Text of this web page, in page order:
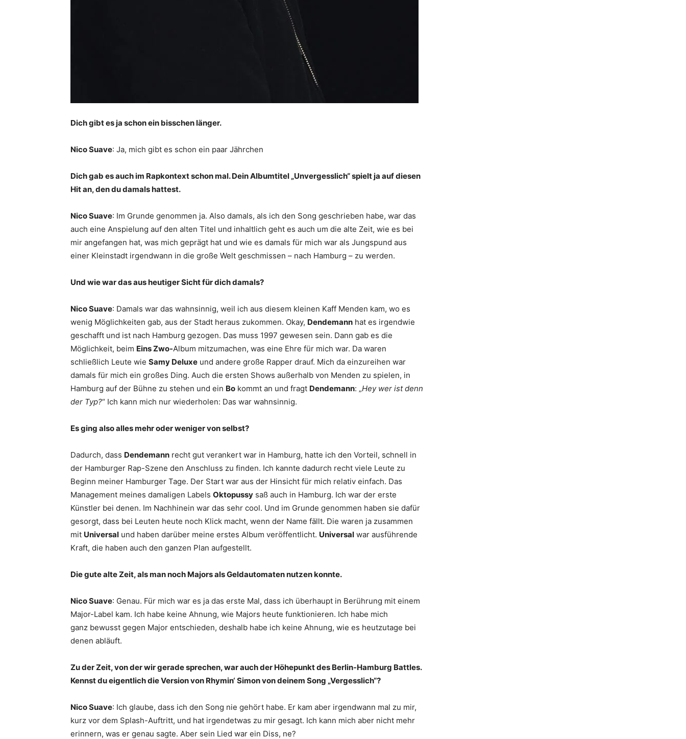
Dich gibt es ja schon ein bisschen länger.
Nico Suave: Ja, mich gibt es schon ein paar Jährchen
Dich gab es auch im Rapkontext schon mal. Dein Albumtitel „Unvergesslich“ spielt ja auf diesen
Hit an, den du damals hattest.
Nico Suave: Im Grunde genommen ja. Also damals, als ich den Song geschrieben habe, war das
auch eine Anspielung auf den alten Titel und inhaltlich geht es auch um die alte Zeit, wie es bei
mir angefangen hat, was mich geprägt hat und wie es damals für mich war als Jungspund aus
einer Kleinstadt irgendwann in die große Welt geschmissen – nach Hamburg – zu werden.
Und wie war das aus heutiger Sicht für dich damals?
Nico Suave: Damals war das wahnsinnig, weil ich aus diesem kleinen Kaff Menden kam, wo es
wenig Möglichkeiten gab, aus der Stadt heraus zukommen. Okay, Dendemann hat es irgendwie
geschafft und ist nach Hamburg gezogen. Das muss 1997 gewesen sein. Dann gab es die
Möglichkeit, beim Eins Zwo-Album mitzumachen, was eine Ehre für mich war. Da waren
schließlich Leute wie Samy Deluxe und andere große Rapper drauf. Mich da einzureihen war
damals für mich ein großes Ding. Auch die ersten Shows außerhalb von Menden zu spielen, in
Hamburg auf der Bühne zu stehen und ein Bo kommt an und fragt Dendemann: „Hey wer ist denn
der Typ?“ Ich kann mich nur wiederholen: Das war wahnsinnig.
Es ging also alles mehr oder weniger von selbst?
Dadurch, dass Dendemann recht gut verankert war in Hamburg, hatte ich den Vorteil, schnell in
der Hamburger Rap-Szene den Anschluss zu finden. Ich kannte dadurch recht viele Leute zu
Beginn meiner Hamburger Tage. Der Start war aus der Hinsicht für mich relativ einfach. Das
Management meines damaligen Labels Oktopussy saß auch in Hamburg. Ich war der erste
Künstler bei denen. Im Nachhinein war das sehr cool. Und im Grunde genommen haben sie dafür
gesorgt, dass bei Leuten heute noch Klick macht, wenn der Name fällt. Die waren ja zusammen
mit Universal und haben darüber meine erstes Album veröffentlicht. Universal war ausführende
Kraft, die haben auch den ganzen Plan aufgestellt.
Die gute alte Zeit, als man noch Majors als Geldautomaten nutzen konnte.
Nico Suave: Genau. Für mich war es ja das erste Mal, dass ich überhaupt in Berührung mit einem
Major-Label kam. Ich habe keine Ahnung, wie Majors heute funktionieren. Ich habe mich
ganz bewusst gegen Major entschieden, deshalb habe ich keine Ahnung, wie es heutzutage bei
denen abläuft.
Zu der Zeit, von der wir gerade sprechen, war auch der Höhepunkt des Berlin-Hamburg Battles.
Kennst du eigentlich die Version von Rhymin‘ Simon von deinem Song „Vergesslich“?
Nico Suave: Ich glaube, dass ich den Song nie gehört habe. Er kam aber irgendwann mal zu mir,
kurz vor dem Splash-Auftritt, und hat irgendetwas zu mir gesagt. Ich kann mich aber nicht mehr
erinnern, was er genau sagte. Aber sein Lied war ein Diss, ne?